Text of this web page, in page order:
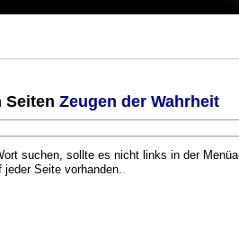
Seiten Zeugen der Wahrheit
suchen, sollte es nicht links in der
jeder Seite vorhanden..